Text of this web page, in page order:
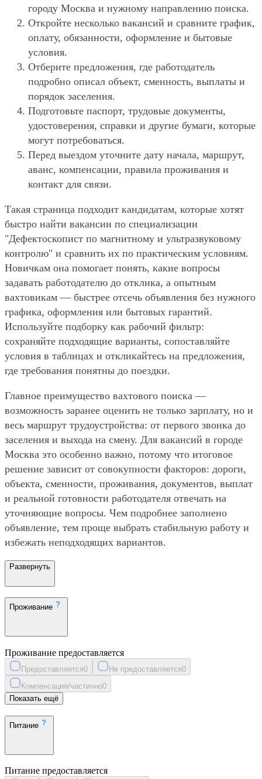
городу Москва и нужному направлению поиска.
Откройте несколько вакансий и сравните график,
оплату, обязанности, оформление и бытовые
условия.
Отберите предложения, где работодатель
подробно описал объект, сменность, выплаты и
порядок заселения.
Подготовьте паспорт, трудовые документы,
удостоверения, справки и другие бумаги, которые
могут потребоваться.
Перед выездом уточните дату начала, маршрут,
аванс, компенсации, правила проживания и
контакт для связи.
Такая страница подходит кандидатам, которые хотят
быстро найти вакансии по специализации
"Дефектоскопист по магнитному и ультразвуковому
контролю" и сравнить их по практическим условиям.
Новичкам она помогает понять, какие вопросы
задавать работодателю до отклика, а опытным
вахтовикам — быстрее отсечь объявления без нужного
графика, оформления или бытовых гарантий.
Используйте подборку как рабочий фильтр:
сохраняйте подходящие варианты, сопоставляйте
условия в таблицах и откликайтесь на предложения,
где требования понятны до поездки.
Главное преимущество вахтового поиска —
возможность заранее оценить не только зарплату, но и
весь маршрут трудоустройства: от первого звонка до
заселения и выхода на смену. Для вакансий в городе
Москва это особенно важно, потому что итоговое
решение зависит от совокупности факторов: дороги,
объекта, сменности, проживания, документов, выплат
и реальной готовности работодателя отвечать на
уточняющие вопросы. Чем подробнее заполнено
объявление, тем проще выбрать стабильную работу и
избежать неподходящих вариантов.
Развернуть
Проживание
Проживание предоставляется
Предоставляется0 Не предоставляется0
Компенсация/частично0
Показать ещё
Питание
Питание предоставляется